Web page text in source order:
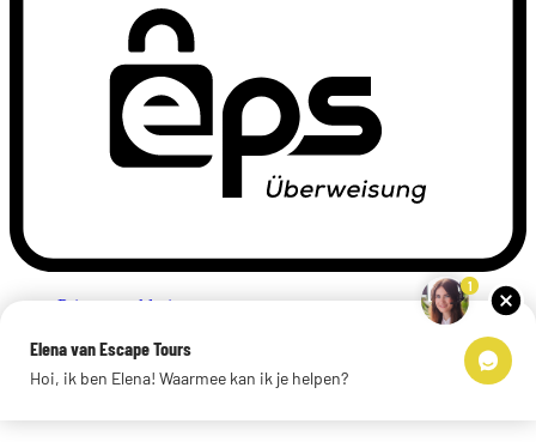
Privacyverklaring
Links
© 2026 Escape Tours
1
Elena van Escape Tours
Hoi, ik ben Elena! Waarmee kan ik je helpen?